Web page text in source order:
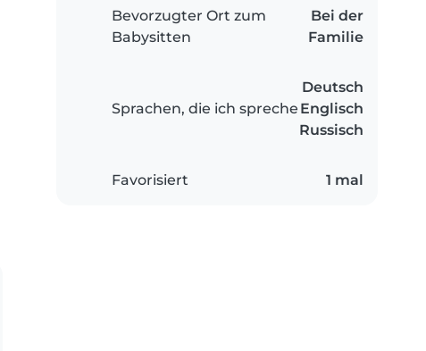
Bevorzugter Ort zum
Babysitten
Bei der
Familie
Sprachen, die ich spreche
Deutsch
Englisch
Russisch
Favorisiert 1 mal